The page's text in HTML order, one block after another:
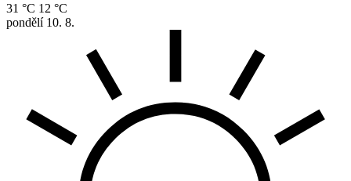
31 °C 12 °C
pondělí 10. 8.